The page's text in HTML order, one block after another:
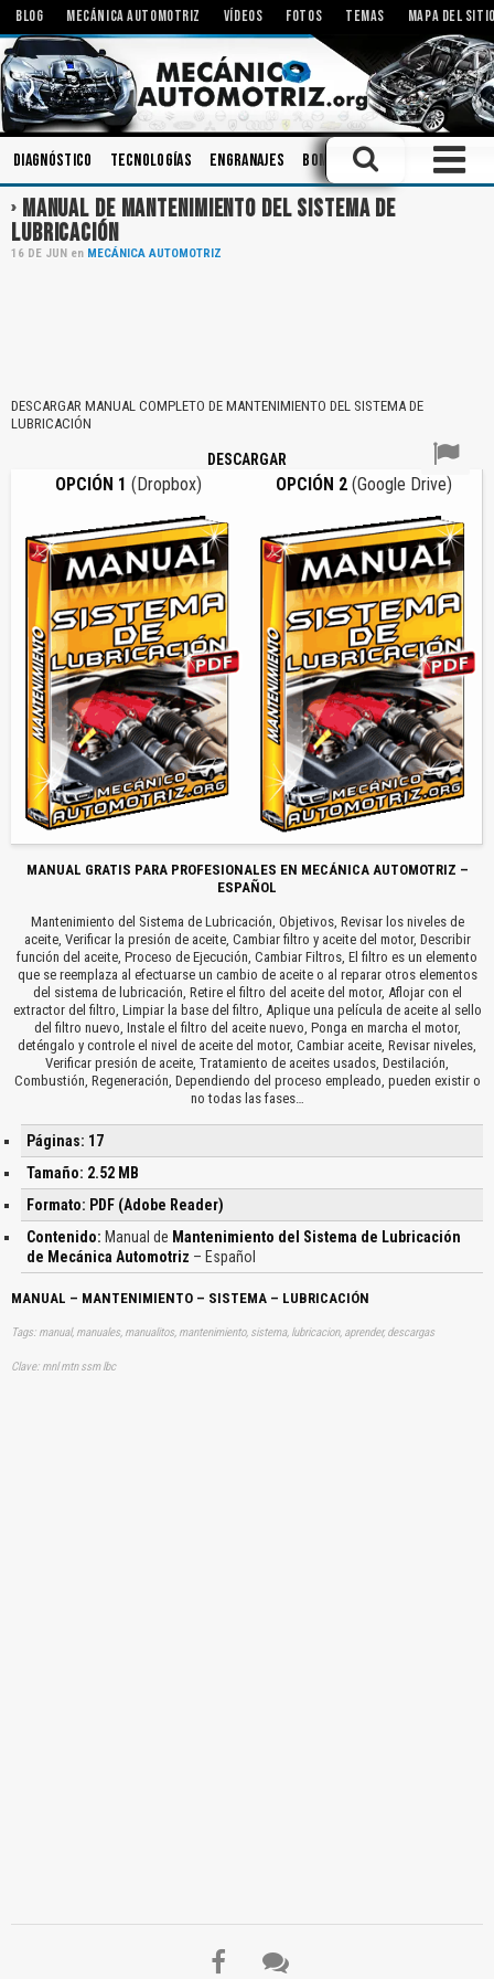
BLOG MECÁNICA AUTOMOTRIZ VÍDEOS FOTOS TEMAS MAPA DEL
Diagnóstico Tecnologías Engranajes Bombas Motores
MANUAL DE MANTENIMIENTO DEL SISTEMA DE
LUBRICACIÓN
16 DE JUN en MECÁNICA AUTOMOTRIZ
DESCARGAR MANUAL COMPLETO DE MANTENIMIENTO DEL SISTEMA DE
LUBRICACIÓN
DESCARGAR
OPCIÓN 1 (Dropbox) OPCIÓN 2 (Google Drive)
MANUAL GRATIS PARA PROFESIONALES EN MECÁNICA AUTOMOTRIZ –
ESPAÑOL
Mantenimiento del Sistema de Lubricación, Objetivos, Revisar los niveles de
aceite, Verificar la presión de aceite, Cambiar filtro y aceite del motor, Describir
función del aceite, Proceso de Ejecución, Cambiar Filtros, El filtro es un elemento
que se reemplaza al efectuarse un cambio de aceite o al reparar otros elementos
del sistema de lubricación, Retire el filtro del aceite del motor, Aflojar con el
extractor del filtro, Limpiar la base del filtro, Aplique una película de aceite al sello
del filtro nuevo, Instale el filtro del aceite nuevo, Ponga en marcha el motor,
deténgalo y controle el nivel de aceite del motor, Cambiar aceite, Revisar niveles,
Verificar presión de aceite, Tratamiento de aceites usados, Destilación,
Combustión, Regeneración, Dependiendo del proceso empleado, pueden existir o
no todas las fases…
Páginas: 17
Tamaño: 2.52 MB
Formato: PDF (Adobe Reader)
Contenido: Manual de Mantenimiento del Sistema de Lubricación
de Mecánica Automotriz – Español
MANUAL – MANTENIMIENTO – SISTEMA – LUBRICACIÓN
Tags: manual, manuales, manualitos, mantenimiento, sistema, lubricacion, aprender, descargas
Clave: mnl mtn ssm lbc